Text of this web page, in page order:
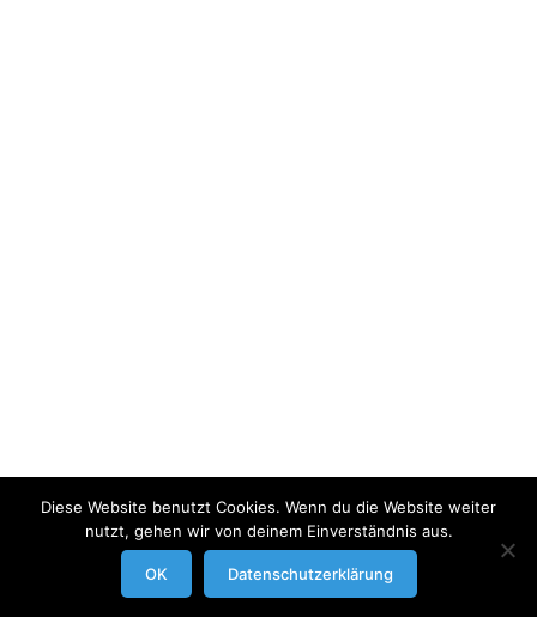
modrowgrafie.de © 2023 | Impressum/Datenschutzerklaerung
Businessportraits
Diese Website benutzt Cookies. Wenn du die Website weiter
nutzt, gehen wir von deinem Einverständnis aus.
OK Datenschutzerklärung